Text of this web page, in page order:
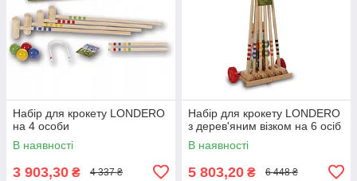
Набір для крокету LONDERO
на 4 особи
В наявності
3 903,30 ₴ 4 337 ₴
Набір для крокету LONDERO
з дерев'яним візком на 6 осіб
В наявності
5 803,20 ₴ 6 448 ₴